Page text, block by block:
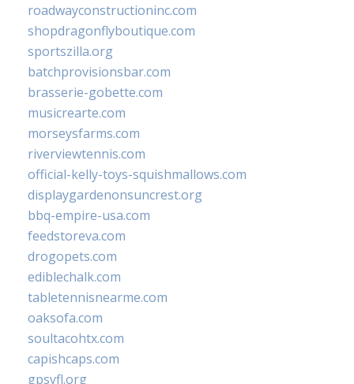
roadwayconstructioninc.com
shopdragonflyboutique.com
sportszilla.org
batchprovisionsbar.com
brasserie-gobette.com
musicrearte.com
morseysfarms.com
riverviewtennis.com
official-kelly-toys-squishmallows.com
displaygardenonsuncrest.org
bbq-empire-usa.com
feedstoreva.com
drogopets.com
ediblechalk.com
tabletennisnearme.com
oaksofa.com
soultacohtx.com
capishcaps.com
gpsyfl.org